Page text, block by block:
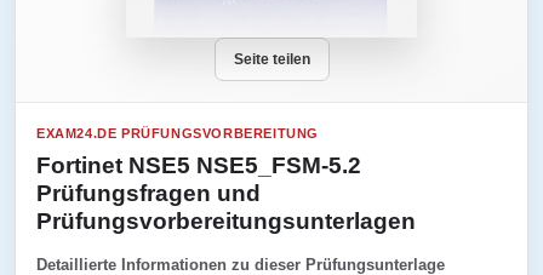
Seite teilen
EXAM24.DE PRÜFUNGSVORBEREITUNG
Fortinet NSE5 NSE5_FSM-5.2
Prüfungsfragen und
Prüfungsvorbereitungsunterlagen
Detaillierte Informationen zu dieser Prüfungsunterlage